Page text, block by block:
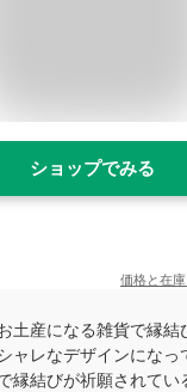
ショップでみる
価格と在庫
土産になる雑貨で縁結
ャレなデザインになっ
縁結びが祈願されてい